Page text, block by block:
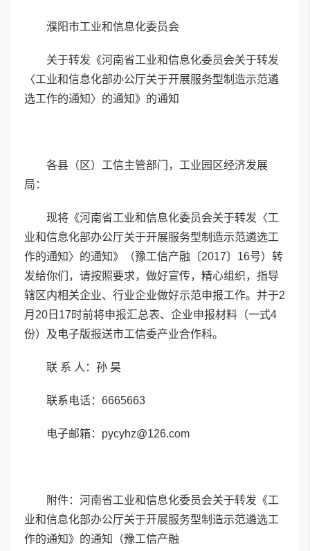
濮阳市工业和信息化委员会
关于转发《河南省工业和信息化委员会关于转发
〈工业和信息化部办公厅关于开展服务型制造示范遴
选工作的通知〉的通知》的通知
各县（区）工信主管部门，工业园区经济发展
局：
现将《河南省工业和信息化委员会关于转发〈工
业和信息化部办公厅关于开展服务型制造示范遴选工
作的通知〉的通知》（豫工信产融〔2017〕16号）转
发给你们，请按照要求，做好宣传，精心组织，指导
辖区内相关企业、行业企业做好示范申报工作。并于2
月20日17时前将申报汇总表、企业申报材料（一式4
份）及电子版报送市工信委产业合作科。
联 系 人：孙 昊
联系电话：6665663
电子邮箱：pycyhz@126.com
附件：河南省工业和信息化委员会关于转发《工
业和信息化部办公厅关于开展服务型制造示范遴选工
作的通知》的通知（豫工信产融